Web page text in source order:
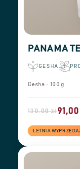
PANAMA
GESHA
Gesha - 100 g
130,00 zł91,00
LETNIA